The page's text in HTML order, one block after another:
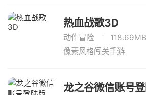
热血战歌3D
动作冒险
118.69MB
像素风格闯关手游
龙之谷微信账号